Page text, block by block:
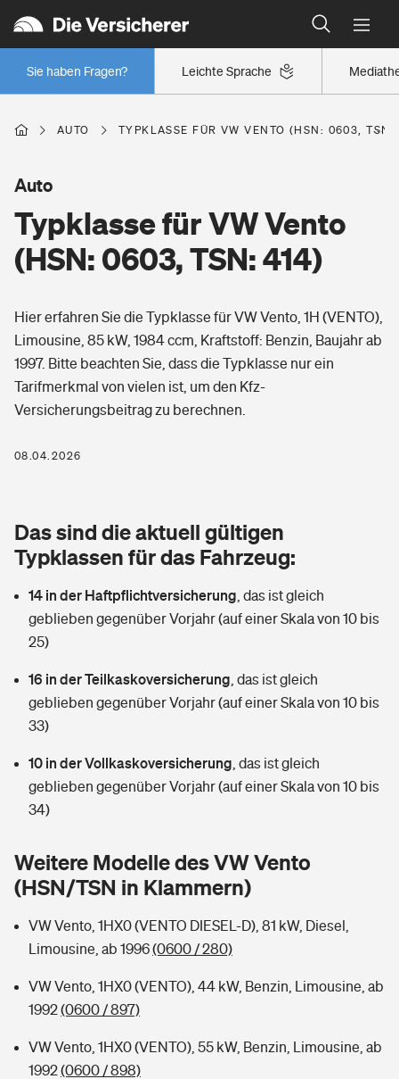
Leichte Sprache
Sie haben Fragen?
Wer versichert was: Jetzt Versicherer finden
Regionalklassen: So ist Ihre Region eingestuft
Wer versichert was: Jetzt Versicherer finden
Berufsunfähigkeitsversicherung
Erwerbsunfähigkeitsversicherung
Grundfähigkeitsversicherung
Arbeitsrechtsschutz
Berufshaftpflichtversicherung
Zur Übersicht
Tools
Wer versichert was: Jetzt Versicherer finden
Sie haben Fragen?
Wohnen
Glasversicherung
Mietkautionsversicherung
Restkreditversicherung
Zur Übersicht
Tools
Wer versichert was: Jetzt Versicherer finden
Sie haben Fragen?
Freizeit
Pri­vate Haft­pflicht­
Kinderunfall­ver­si­che­rung
Kinderinvalidität
Hundehalter-Haftpflicht
Handyversicherung
Musikinstrumentenversicherung
Zur Übersicht
Kinderunfall-Check: Mehr Sicherheit für deine Kids
Gesundheit
Private Krankenversicherung
Dread-Disease-Versicherung
Tierkrankenversicherung
Zur Übersicht
Tools
Wer versichert was: Jetzt Versicherer finden
Sie haben Fragen?
Rentenrechner: Wie viel Geld bekomme ich im Alter?
AUTO TYPKLASSE FÜR VW VENTO (HSN: 0603, TSN:
Typklasse für VW Vento
(HSN: 0603, TSN: 414)
Auto
Hier erfahren Sie die Typklasse für VW Vento, 1H (VENTO),
Limousine, 85 kW, 1984 ccm, Kraftstoff: Benzin, Baujahr ab
1997. Bitte beachten Sie, dass die Typklasse nur ein
Tarifmerkmal von vielen ist, um den Kfz-
Versicherungsbeitrag zu berechnen.
08.04.2026
Das sind die aktuell gültigen
Typklassen für das Fahrzeug:
14 in der Haftpflichtversicherung das ist gleich
geblieben gegenüber Vorjahr (auf einer Skala von 10 bis
25)
16 in der Teilkaskoversicherung das ist gleich
geblieben gegenüber Vorjahr (auf einer Skala von 10 bis
33)
10 in der Vollkaskoversicherung das ist gleich
geblieben gegenüber Vorjahr (auf einer Skala von 10 bis
34)
Weitere Modelle des VW Vento
(HSN/TSN in Klammern)
VW Vento, 1HX0 (VENTO DIESEL-D), 81 kW, Diesel,
Limousine, ab 1996(0600 / 280)
VW Vento, 1HX0 (VENTO), 44 kW, Benzin, Limousine, ab
1992(0600 / 897)
VW Vento, 1HX0 (VENTO), 55 kW, Benzin, Limousine, ab
1992(0600 / 898)